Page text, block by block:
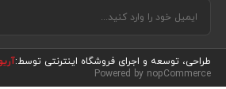
مشاهده محصولات (0)
طراحی، توسعه و اجرای فروشگاه اینترنتی توسط:
Powered by nopCommerce